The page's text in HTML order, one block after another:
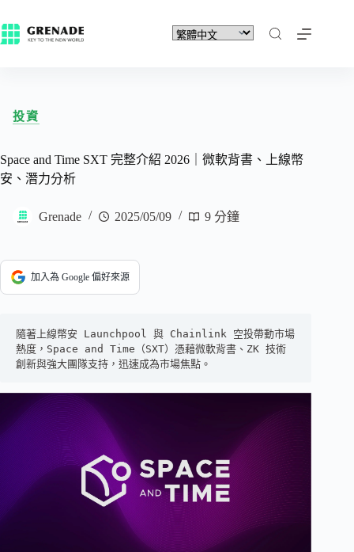
投資
Space and Time SXT 完整介紹 2026｜微軟背書、上線幣
安、潛力分析
Grenade 2025/05/09 9 分鐘
加入為 Google 偏好來源
隨著上線幣安 Launchpool 與 Chainlink 空投帶動市場
熱度，Space and Time（SXT）憑藉微軟背書、ZK 技術
創新與強大團隊支持，迅速成為市場焦點。